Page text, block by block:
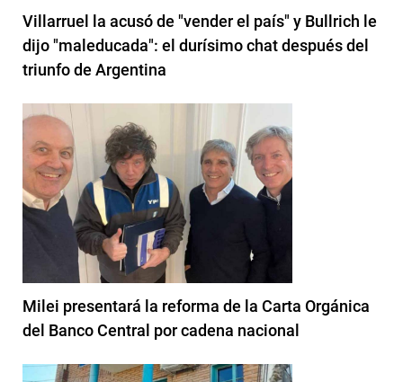
Villarruel la acusó de "vender el país" y Bullrich le
dijo "maleducada": el durísimo chat después del
triunfo de Argentina
Milei presentará la reforma de la Carta Orgánica
del Banco Central por cadena nacional